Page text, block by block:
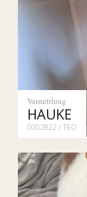
Vermittlung
HAUKE
0002822 / TEO